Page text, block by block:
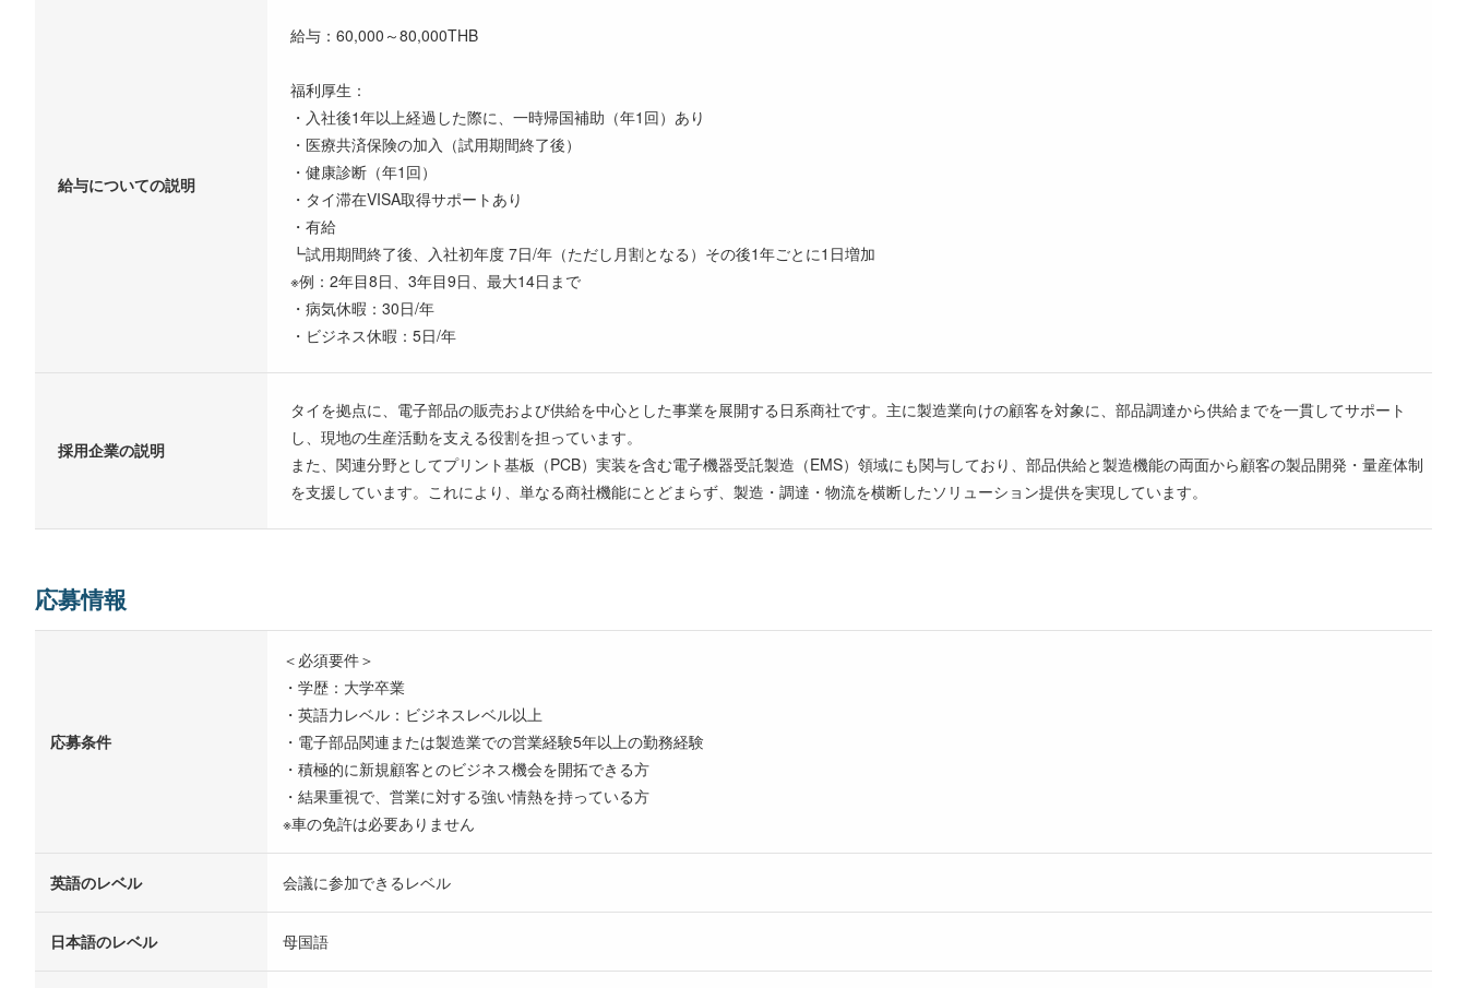
給与についての説明
給与：60,000～80,000THB
福利厚生：
・入社後1年以上経過した際に、一時帰国補助（年1回）あり
・医療共済保険の加入（試用期間終了後）
・健康診断（年1回）
・タイ滞在VISA取得サポートあり
・有給
┗試用期間終了後、入社初年度 7日/年（ただし月割となる）その後1年ごとに1日増加
※例：2年目8日、3年目9日、最大14日まで
・病気休暇：30日/年
・ビジネス休暇：5日/年
採用企業の説明
タイを拠点に、電子部品の販売および供給を中心とした事業を展開する日系商社です。主に製造業向けの顧客を対象に、部品調達から供給までを一貫してサポート
し、現地の生産活動を支える役割を担っています。
また、関連分野としてプリント基板（PCB）実装を含む電子機器受託製造（EMS）領域にも関与しており、部品供給と製造機能の両面から顧客の製品開発・量産体制
を支援しています。これにより、単なる商社機能にとどまらず、製造・調達・物流を横断したソリューション提供を実現しています。
応募情報
応募条件
＜必須要件＞
・学歴：大学卒業
・英語力レベル：ビジネスレベル以上
・電子部品関連または製造業での営業経験5年以上の勤務経験
・積極的に新規顧客とのビジネス機会を開拓できる方
・結果重視で、営業に対する強い情熱を持っている方
※車の免許は必要ありません
英語のレベル 会議に参加できるレベル
日本語のレベル 母国語